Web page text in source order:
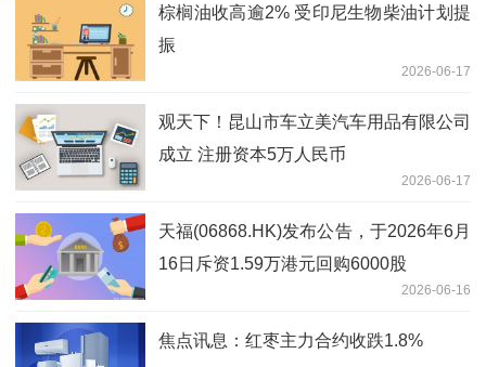
棕榈油收高逾2% 受印尼生物柴油计划提
振
2026-06-17
观天下！昆山市车立美汽车用品有限公司
成立 注册资本5万人民币
2026-06-17
天福(06868.HK)发布公告，于2026年6月
16日斥资1.59万港元回购6000股
2026-06-16
焦点讯息：红枣主力合约收跌1.8%